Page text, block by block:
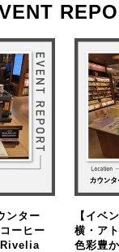
ンター
ーヒー
Rivelia
【イベ
横・ア
色彩豊